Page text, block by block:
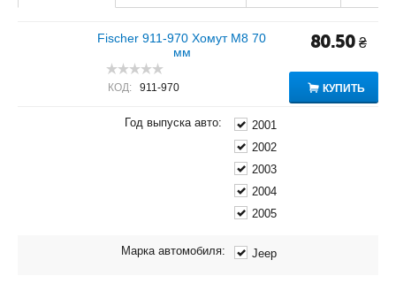
Fischer 911-970 Хомут M8 70
мм
КОД: 911-970
80.50 ₴
КУПИТЬ
Год выпуска авто:
2001
2002
2003
2004
2005
Марка автомобиля: Jeep